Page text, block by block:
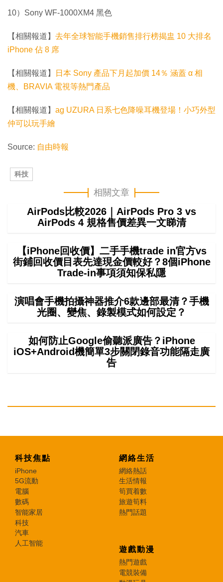
10）Sony WF-1000XM4 黑色
【相關報道】 去年全球智能手機銷售排行榜揭盅 10 大排名
iPhone 佔 8 席
【相關報道】
日本 Sony 產品下月起加價 14％ 涵蓋 α 相
機、BRAVIA 電視等熱門產品
【相關報道】 ag UZURA 日系七色降噪耳機登場！小巧外型
仲可以玩手繪
Source: 自由時報
科技
相關文章
AirPods比較2026｜AirPods Pro 3 vs
AirPods 4 規格售價差異一文睇清
【iPhone回收價】二手手機trade in官方vs
街鋪回收價目表先達現金價較好？8個iPhone
Trade-in事項須知保私隱
演唱會手機拍攝神器推介6款邊部最清？手機
光圈、變焦、錄製模式如何設定？
如何防止Google偷聽派廣告？iPhone
iOS+Android機簡單3步關閉錄音功能隔走廣
告
科技焦點
iPhone
5G流動
電腦
數碼
智能家居
科技
汽車
人工智能
網絡生活
網絡熱話
生活情報
筍買着數
旅遊筍料
熱門話題
遊戲動漫
熱門遊戲
電競裝備